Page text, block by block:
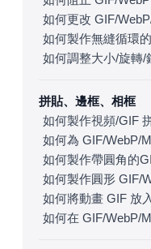
如何更改 GIF/
如何製作無縫循環
如何調整大小/旋轉/
拼貼、邊框、相框
如何製作視頻/GIF
如何為 GIF/WebP/
如何製作帶圓角的
如何製作圓形 GIF/
如何將動畫 GIF 放
如何在 GIF/WebP/